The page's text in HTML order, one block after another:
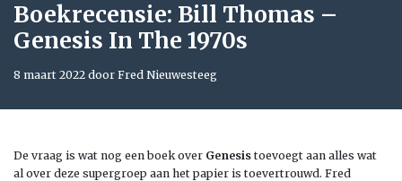
Boekrecensie: Bill Thomas –
Genesis In The 1970s
8 maart 2022 door Fred Nieuwesteeg
De vraag is wat nog een boek over Genesis toevoegt aan alles wat
al over deze supergroep aan het papier is toevertrouwd. Fred